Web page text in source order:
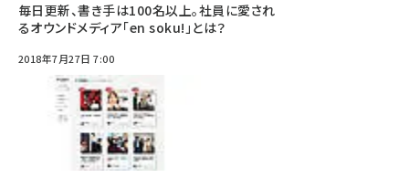
毎日更新、書き手は100名以上。社員に愛され
るオウンドメディア「en soku!」とは？
2018年7月27日 7:00